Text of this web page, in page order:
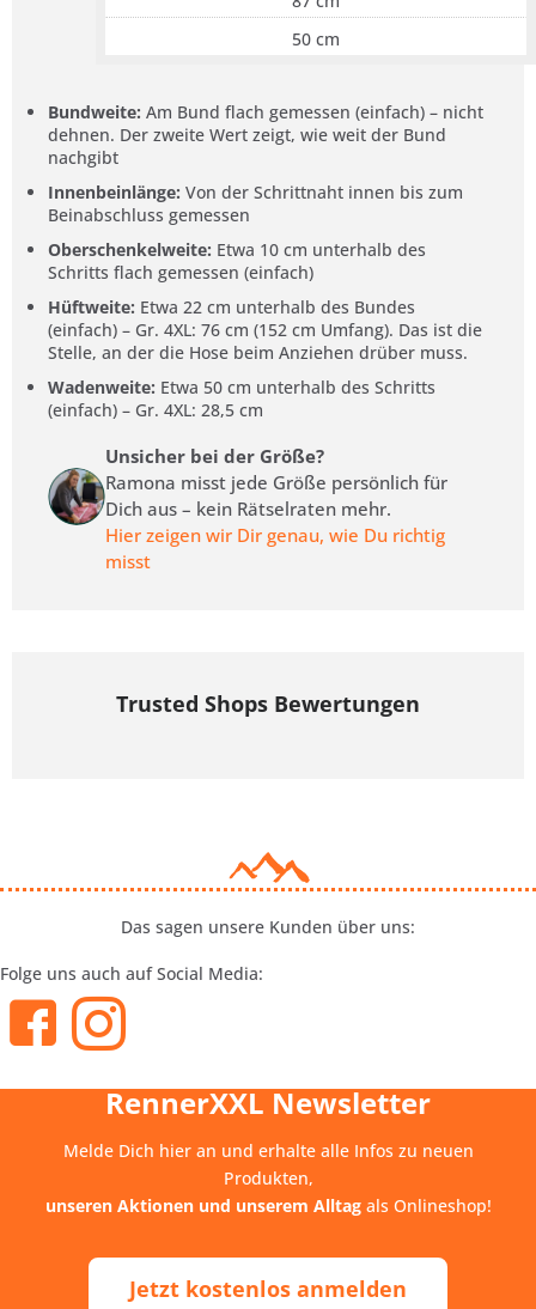
50 cm
Bundweite: Am Bund flach gemessen (einfach) – nicht
dehnen. Der zweite Wert zeigt, wie weit der Bund
nachgibt
Innenbeinlänge: Von der Schrittnaht innen bis zum
Beinabschluss gemessen
Oberschenkelweite: Etwa 10 cm unterhalb des
Schritts flach gemessen (einfach)
Hüftweite: Etwa 22 cm unterhalb des Bundes
(einfach) – Gr. 4XL: 76 cm (152 cm Umfang). Das ist die
Stelle, an der die Hose beim Anziehen drüber muss.
Wadenweite: Etwa 50 cm unterhalb des Schritts
(einfach) – Gr. 4XL: 28,5 cm
Unsicher bei der Größe?
Ramona misst jede Größe persönlich für
Dich aus – kein Rätselraten mehr.
Hier zeigen wir Dir genau, wie Du richtig
misst
Trusted Shops Bewertungen
Das sagen unsere Kunden über uns:
Folge uns auch auf Social Media:
RennerXXL Newsletter
Melde Dich hier an und erhalte alle Infos zu neuen
Produkten,
unseren Aktionen und unserem Alltagals Onlineshop!
Jetzt kostenlos anmelden